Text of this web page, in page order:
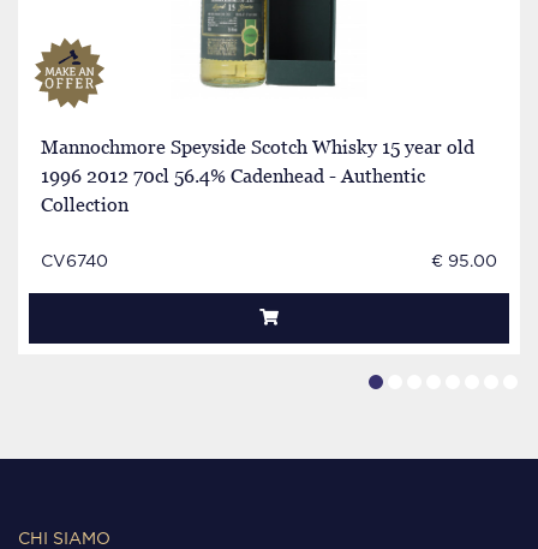
Mannochmore Speyside Scotch Whisky 15 year old
1996 2012 70cl 56.4% Cadenhead - Authentic
Collection
CV6740 € 95.00
CHI SIAMO